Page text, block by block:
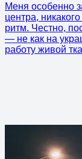
Меня особенно
центра,
ритм. Честно,
— не как на
работу живой